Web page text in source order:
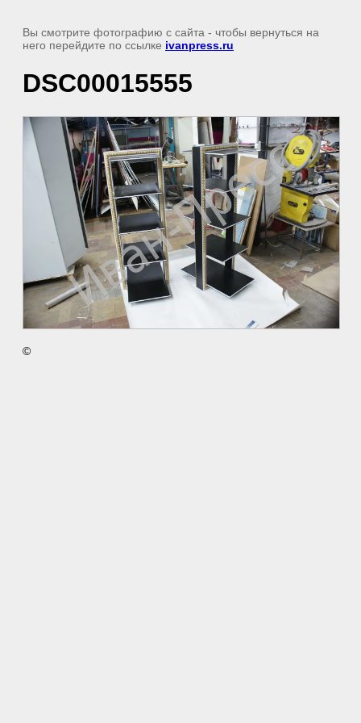
Вы смотрите фотографию с сайта - чтобы вернуться на
него перейдите по ссылке ivanpress.ru
DSC00015555
©